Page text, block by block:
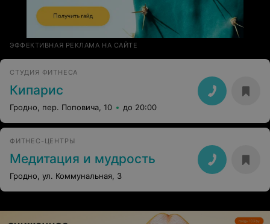
ЭФФЕКТИВНАЯ РЕКЛАМА НА САЙТЕ
СТУДИЯ ФИТНЕСА
Кипарис
Гродно, пер. Поповича, 10 до 20:00
ФИТНЕС-ЦЕНТРЫ
Медитация и мудрость
Гродно, ул. Коммунальная, 3